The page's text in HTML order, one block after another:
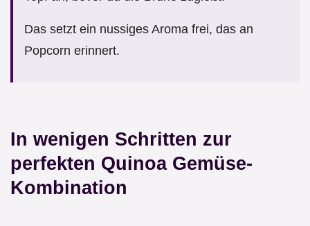
Das setzt ein nussiges Aroma frei, das an
Popcorn erinnert.
In wenigen Schritten zur
perfekten Quinoa Gemüse-
Kombination